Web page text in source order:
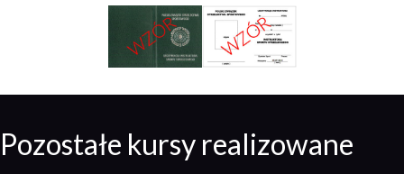
Pozostałe kursy realizowane